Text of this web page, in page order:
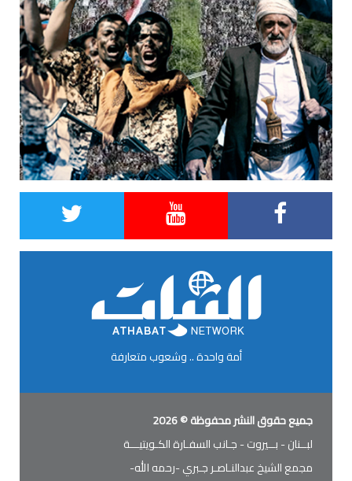
أمة واحدة .. وشعوب متعارفة
جميع حقوق النشر محفوظة © 2026
لبــنان - بــيروت - جـانب السفـارة الكـويتيـــة
مجمع الشيخ عبدالنـاصـر جـبري -رحمه الله-